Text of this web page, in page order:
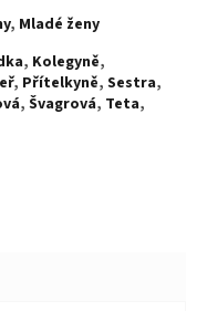
, Mladé ženy
, Kolegyně,
, Přítelkyně, Sestra,
, Švagrová, Teta,